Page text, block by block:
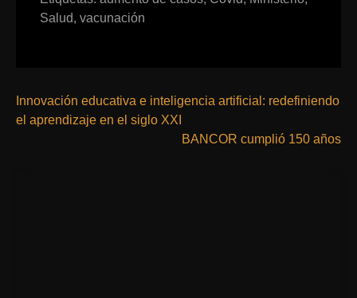
Salud, vacunación
Innovación educativa e inteligencia artificial: redefiniendo
el aprendizaje en el siglo XXI
BANCOR cumplió 150 años